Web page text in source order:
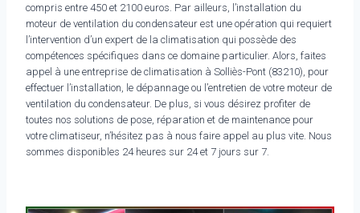
compris entre 450 et 2100 euros. Par ailleurs, l’installation du
moteur de ventilation du condensateur est une opération qui requiert
l’intervention d’un expert de la climatisation qui possède des
compétences spécifiques dans ce domaine particulier. Alors, faites
appel à une entreprise de climatisation à Solliès-Pont (83210), pour
effectuer l’installation, le dépannage ou l’entretien de votre moteur de
ventilation du condensateur. De plus, si vous désirez profiter de
toutes nos solutions de pose, réparation et de maintenance pour
votre climatiseur, n’hésitez pas à nous faire appel au plus vite. Nous
sommes disponibles 24 heures sur 24 et 7 jours sur 7.